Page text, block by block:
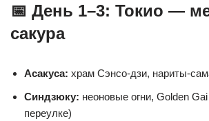
📅 День 1–3: Токио —
сакура
Асакуса: храм Сэнсо-дзи, нариты-
Синдзюку: неоновые огни, Golden
переулке)